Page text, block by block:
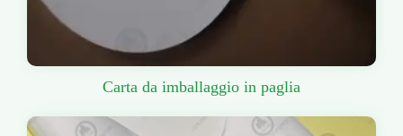
Carta da imballaggio in paglia